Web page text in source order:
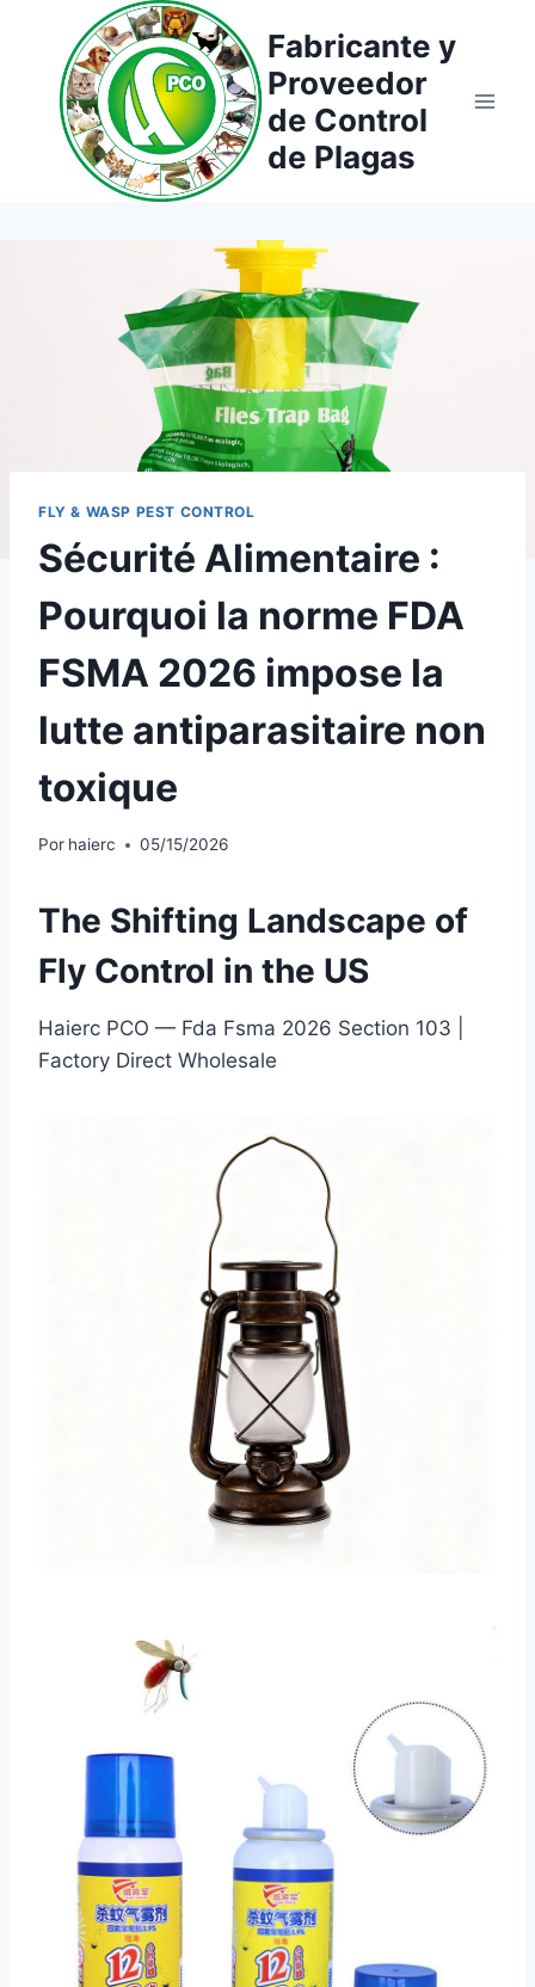
contenido
Fabricante y
Proveedor
de Control
de Plagas
FLY & WASP PEST CONTROL
Sécurité Alimentaire :
Pourquoi la norme FDA
FSMA 2026 impose la
lutte antiparasitaire non
toxique
Por haierc 05/15/2026
The Shifting Landscape of
Fly Control in the US
Haierc PCO — Fda Fsma 2026 Section 103 |
Factory Direct Wholesale